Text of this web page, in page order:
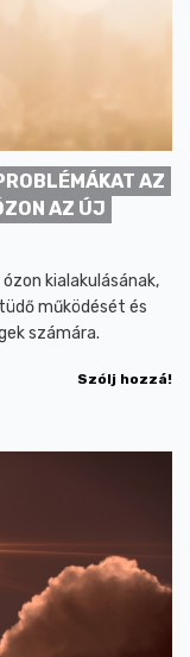
AZ
AZ ÚJ
kialakulásának,
működését és
számára.
Szólj hozzá!